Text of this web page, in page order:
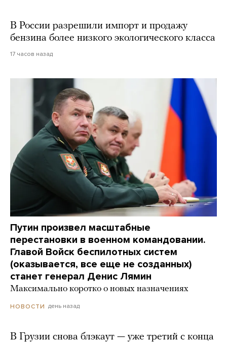
В России разрешили импорт и продажу
бензина более низкого экологического класса
17 часов назад
Путин произвел масштабные
перестановки в военном командовании.
Главой Войск беспилотных систем
(оказывается, все еще не созданных)
станет генерал Денис Лямин
Максимально коротко о новых назначениях
НОВОСТИ день назад
В Грузии снова блэкаут — уже третий с конца